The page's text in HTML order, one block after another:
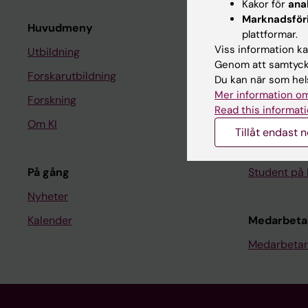
Huvudmeny
Utbildning
Forskarutbildning
Forskning
Om KI
På gång
Nyheter
Kalender
Student
Ladok
Canvas
Schema
Kurs- och
Student på
Kakor för
plattformar.
Viss information
Genom att
Du kan när som
Mer information
Read this
Tillåt endast